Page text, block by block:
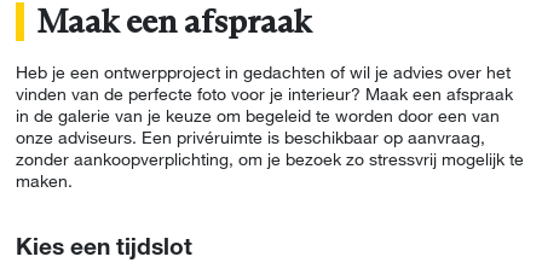
Maak een afspraak
Heb je een ontwerpproject in gedachten of wil je advies over het
vinden van de perfecte foto voor je interieur? Maak een afspraak
in de galerie van je keuze om begeleid te worden door een van
onze adviseurs. Een privéruimte is beschikbaar op aanvraag,
zonder aankoopverplichting, om je bezoek zo stressvrij mogelijk te
maken.
Kies een tijdslot